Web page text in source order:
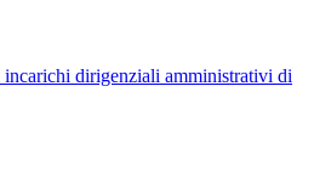
dirigenziali amministrativi di